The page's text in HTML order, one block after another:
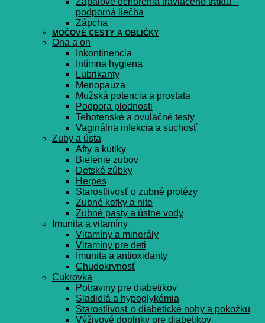
podporná liečba
Zápcha
MOČOVÉ CESTY A OBLIČKY
Ona a on
Inkontinencia
Intímna hygiena
Lubrikanty
Menopauza
Mužská potencia a prostata
Podpora plodnosti
Tehotenské a ovulačné testy
Vaginálna infekcia a suchosť
Zuby a ústa
Afty a kútiky
Bielenie zubov
Detské zúbky
Herpes
Starostlivosť o zubné protézy
Zubné kefky a nite
Zubné pasty a ústne vody
Imunita a vitamíny
Vitamíny a minerály
Vitamíny pre deti
Imunita a antioxidanty
Chudokrvnosť
Cukrovka
Potraviny pre diabetikov
Sladidlá a hypoglykémia
Starostlivosť o diabetické nohy a pokožku
Výživové doplnky pre diabetikov